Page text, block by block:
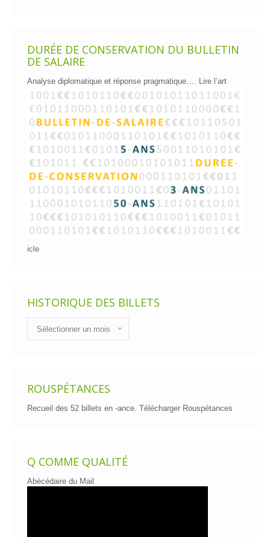
DURÉE DE CONSERVATION DU BULLETIN
DE SALAIRE
Analyse diplomatique et réponse pragmatique…. Lire l’art
icle
HISTORIQUE DES BILLETS
des
billets
ROUSPÉTANCES
Recueil des 52 billets en -ance. Télécharger Rouspétances
Q COMME QUALITÉ
Abécédaire du Mail